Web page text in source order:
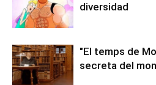
diversidad
"El temps de
secreta del